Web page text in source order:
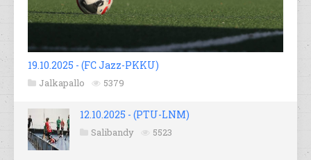
19.10.2025 - (FC Jazz-PKKU)
Jalkapallo 5379
12.10.2025 - (PTU-LNM)
Salibandy 5523